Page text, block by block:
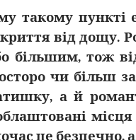
такому пункті
від
більшим, тож
чи більш
а й
це безпечно,